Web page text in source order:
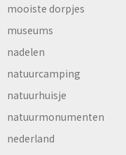
mooiste dorpjes
museums
nadelen
natuurcamping
natuurhuisje
natuurmonumenten
nederland